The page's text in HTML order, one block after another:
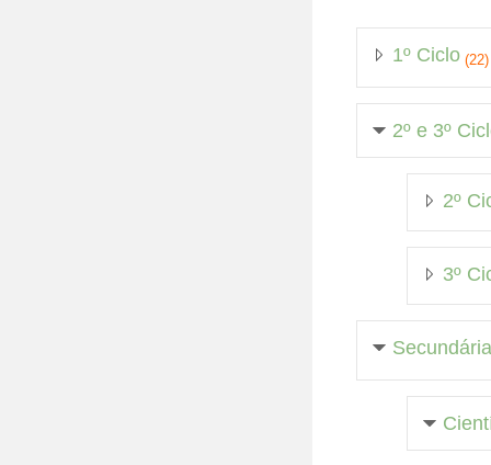
1º Ciclo (22)
2º e 3º
2º
3º
Secundária